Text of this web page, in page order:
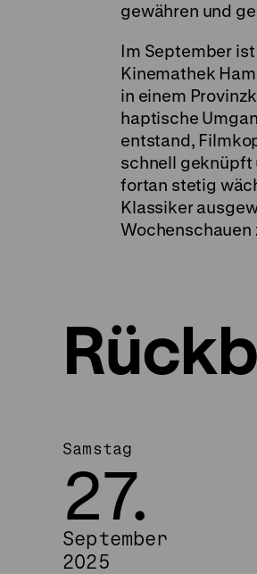
gewähren und
Im September
Kinemathek
in einem
haptische
entstand,
schnell geknüpft
fortan stetig
Klassiker
Samstag
27.
September
2025